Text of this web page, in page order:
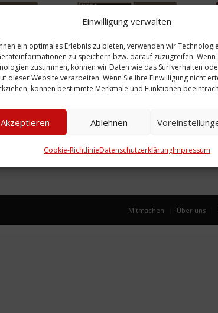
Einwilligung verwalten
ein optimales Erlebnis zu bieten, verwenden wir
zu speichern bzw. darauf zuzugreifen. Wenn
zustimmen, können wir Daten wie das Surfverhalten
dieser Website verarbeiten. Wenn Sie Ihre Einwilligung nicht
können bestimmte Merkmale und Funktionen
Akzeptieren Ablehnen
Cookie-RichtlinieDatenschutzerklärungImpressum
Zeitung: Radio
Mitmachen Über uns